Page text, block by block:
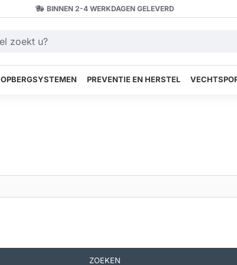
BINNEN 2-4 WERKDAGEN GELEVERD
OPBERGSYSTEMEN PREVENTIE EN HERSTEL
ZOEKEN